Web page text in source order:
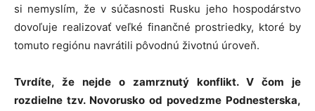
si nemyslím, že v súčasnosti Rusku jeho hospodárstvo
dovoľuje realizovať veľké finančné prostriedky, ktoré by
tomuto regiónu navrátili pôvodnú životnú úroveň.
Tvrdíte, že nejde o zamrznutý konflikt. V čom je
rozdielne tzv. Novorusko od povedzme Podnesterska,